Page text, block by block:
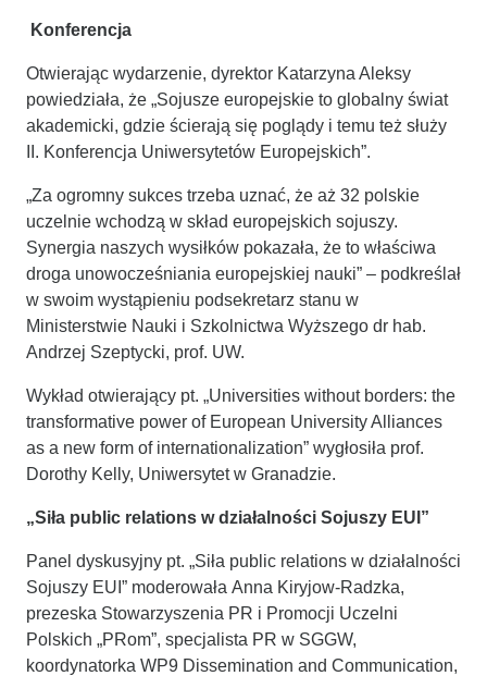
Konferencja
Otwierając wydarzenie, dyrektor Katarzyna Aleksy
powiedziała, że „Sojusze europejskie to globalny świat
akademicki, gdzie ścierają się poglądy i temu też służy
II. Konferencja Uniwersytetów Europejskich”.
„Za ogromny sukces trzeba uznać, że aż 32 polskie
uczelnie wchodzą w skład europejskich sojuszy.
Synergia naszych wysiłków pokazała, że to właściwa
droga unowocześniania europejskiej nauki” – podkreślał
w swoim wystąpieniu podsekretarz stanu w
Ministerstwie Nauki i Szkolnictwa Wyższego dr hab.
Andrzej Szeptycki, prof. UW.
Wykład otwierający pt. „Universities without borders: the
transformative power of European University Alliances
as a new form of internationalization” wygłosiła prof.
Dorothy Kelly, Uniwersytet w Granadzie.
„Siła public relations w działalności Sojuszy EUI”
Panel dyskusyjny pt. „Siła public relations w działalności
Sojuszy EUI” moderowała Anna Kiryjow-Radzka,
prezeska Stowarzyszenia PR i Promocji Uczelni
Polskich „PRom”, specjalista PR w SGGW,
koordynatorka WP9 Dissemination and Communication,